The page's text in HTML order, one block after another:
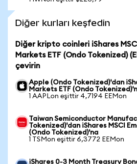
Diğer kurları keşfedin
Diğer kripto coinleri iShares
Markets ETF (Ondo Tokenized)
çevirin
Apple (Ondo Tokenized)'dan
Markets ETF (Ondo
1 AAPLon eşittir 4,7194 EEMon
Taiwan Semiconductor
Tokenized)'dan iShares MSCI
(Ondo Tokenized)'na
1 TSMon eşittir 6,3772 EEMon
iShares 0-3 Month Treasury